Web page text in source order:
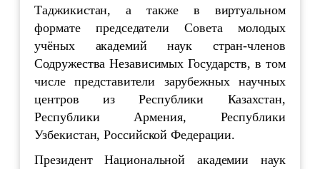
Таджикистан, а также в виртуальном
формате председатели Совета молодых
учёных академий наук стран-членов
Содружества Независимых Государств, в том
числе представители зарубежных научных
центров из Республики Казахстан,
Республики Армения, Республики
Узбекистан, Российской Федерации.
Президент Национальной академии наук